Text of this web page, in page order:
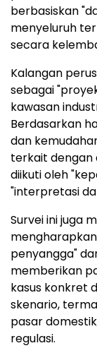
berbasiskan
menyeluruh
secara
Kalangan
sebagai
kawasan
Berdasarkan
dan
terkait dengan
diikuti oleh
"interpretasi
Survei ini juga
penyangga"
memberikan
kasus konkret
skenario,
pasar
regulasi.